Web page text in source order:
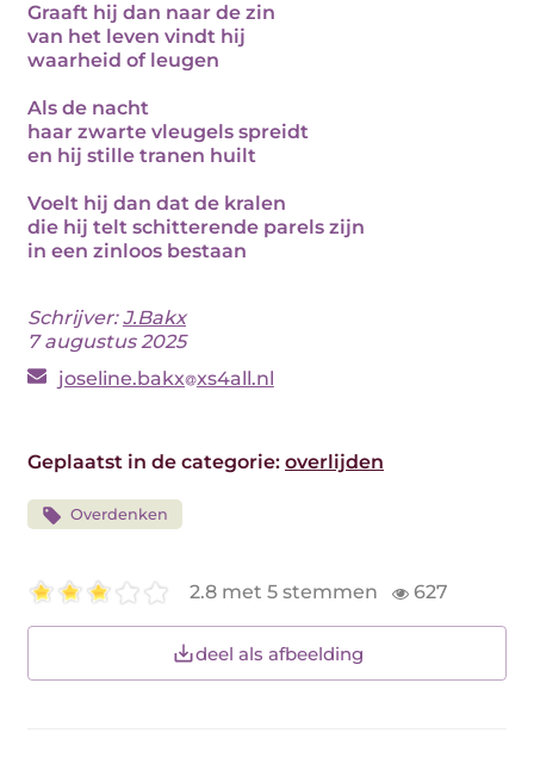
Graaft hij dan naar de zin
van het leven vindt hij
waarheid of leugen
Als de nacht
haar zwarte vleugels spreidt
en hij stille tranen huilt
Voelt hij dan dat de kralen
die hij telt schitterende parels zijn
in een zinloos bestaan
Schrijver:J.Bakx
7 augustus 2025
joseline.bakx xs4all.nl
Geplaatst in de categorie: overlijden
Overdenken
2.8 met 5 stemmen 627
deel als afbeelding